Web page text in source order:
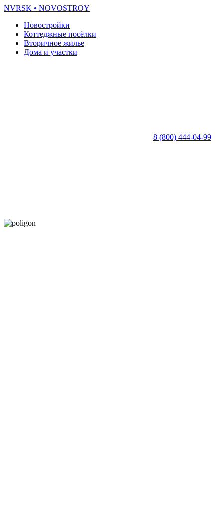
NVRSK • NOVOSTROY
Новостройки
Коттеджные посёлки
Вторичное жилье
Дома и участки
8 (800) 444-04-99